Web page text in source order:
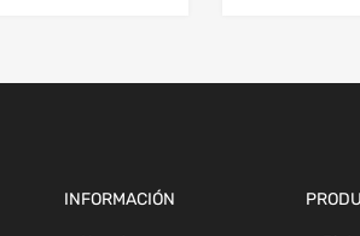
INFORMACIÓN